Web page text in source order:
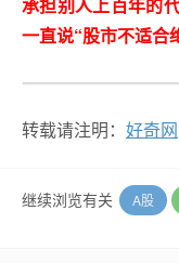
一直说“股市不适合
转载请注明： 好奇网
继续浏览有关 A股